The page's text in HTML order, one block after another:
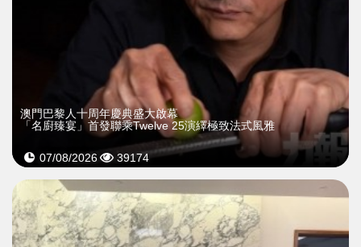
澳門巴黎人十周年慶典盛大啟幕
「名廚臻宴」首發聯乘Twelve 25演繹極致法式風雅
07/08/2026 39174